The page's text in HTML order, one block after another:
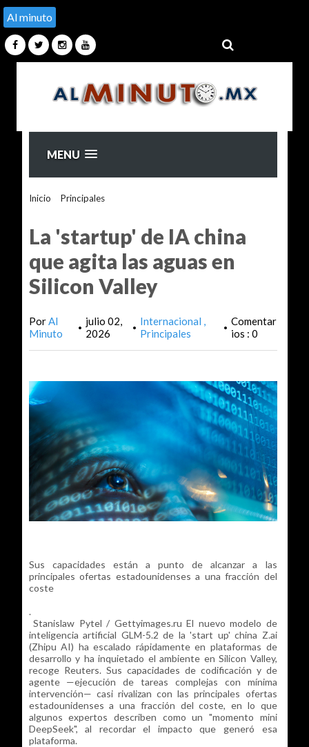
Al minuto
MENU
Inicio Principales>
La 'startup' de IA china
que agita las aguas en
Silicon Valley
PorAl
Minuto
• julio 02,
2026
• Internacional
Principales
• Comentar
ios : 0
Sus capacidades están a punto de alcanzar a las
principales ofertas estadounidenses a una fracción del
coste
.
Stanislaw Pytel / Gettyimages.ru El nuevo modelo de
inteligencia artificial GLM-5.2 de la 'start up' china Z.ai
(Zhipu AI) ha escalado rápidamente en plataformas de
desarrollo y ha inquietado el ambiente en Silicon Valley,
recoge Reuters. Sus capacidades de codificación y de
agente —ejecución de tareas complejas con mínima
intervención— casi rivalizan con las principales ofertas
estadounidenses a una fracción del coste, en lo que
algunos expertos describen como un "momento mini
DeepSeek", al recordar el impacto que generó esa
plataforma.